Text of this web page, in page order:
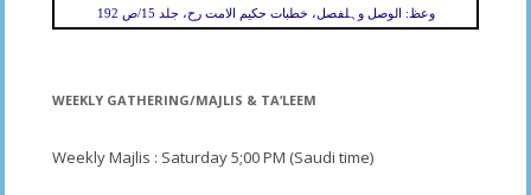
وعظ: الوصل وہلفصل، خطبات حکیم الامت رح، جلد 15/ص 192
WEEKLY GATHERING/MAJLIS & TA’LEEM
Weekly Majlis : Saturday 5;00 PM (Saudi time)